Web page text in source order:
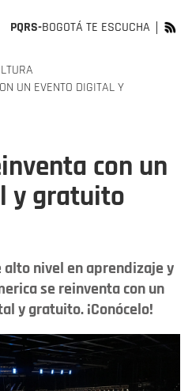
PQRS-BOGOTÁ TE ESCUCHA
UN EVENTO DIGITAL Y
con un
y gratuito
nivel en aprendizaje y
se reinventa con un
y gratuito. ¡Conócelo!